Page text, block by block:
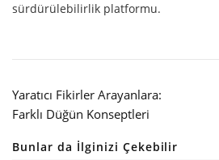
sürdürülebilirlik platformu.
Yaratıcı Fikirler Arayanlara:
Farklı Düğün Konseptleri
Bunlar da İlginizi Çekebilir